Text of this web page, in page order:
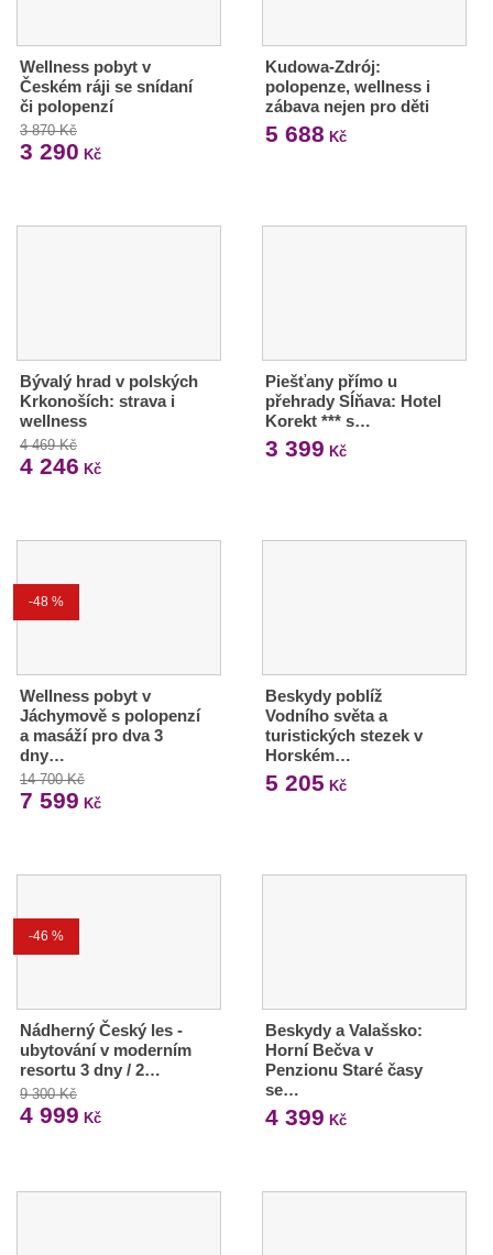
Wellness pobyt v
Českém ráji se snídaní
či polopenzí
3 870 Kč
3 290 Kč
Kudowa-Zdrój:
polopenze, wellness i
zábava nejen pro děti
5 688 Kč
Bývalý hrad v polských
Krkonoších: strava i
wellness
4 469 Kč
4 246 Kč
Piešťany přímo u
přehrady Sĺňava: Hotel
Korekt *** s…
3 399 Kč
-48 %
Wellness pobyt v
Jáchymově s polopenzí
a masáží pro dva 3
dny…
14 700 Kč
7 599 Kč
Beskydy poblíž
Vodního světa a
turistických stezek v
Horském…
5 205 Kč
-46 %
Nádherný Český les -
ubytování v moderním
resortu 3 dny / 2…
9 300 Kč
4 999 Kč
Beskydy a Valašsko:
Horní Bečva v
Penzionu Staré časy
se…
4 399 Kč